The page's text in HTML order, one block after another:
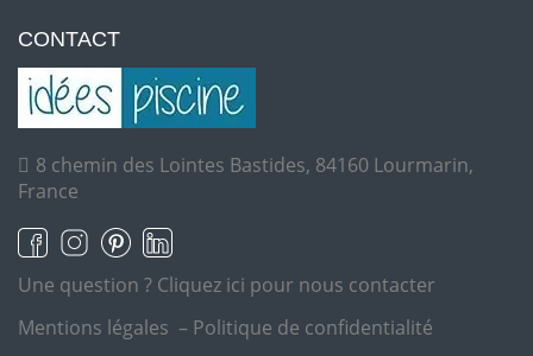
CONTACT
8 chemin des Lointes Bastides, 84160 Lourmarin,
France
Une question ? Cliquez ici pour nous contacter
Mentions légales – Politique de confidentialité